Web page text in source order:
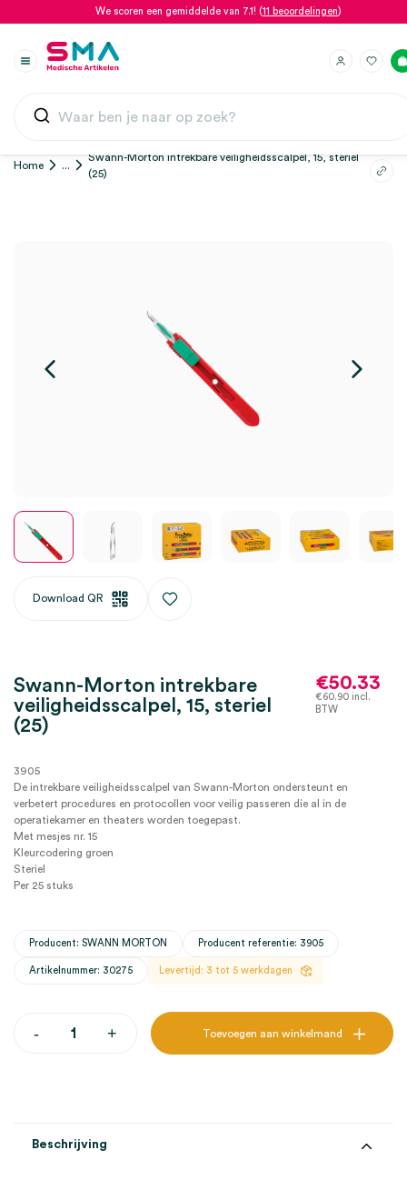
We scoren een gemiddelde van 7.1! (11 beoordelingen)
Home ...
Swann-Morton intrekbare veiligheidsscalpel, 15, steriel
(25)
Download QR
Swann-Morton intrekbare
veiligheidsscalpel, 15, steriel
(25)
€50.33
€60.90 incl.
BTW
3905
De intrekbare veiligheidsscalpel van Swann-Morton ondersteunt en
verbetert procedures en protocollen voor veilig passeren die al in de
operatiekamer en theaters worden toegepast.
Met mesjes nr. 15
Kleurcodering groen
Steriel
Per 25 stuks
Producent: SWANN MORTON Producent referentie: 3905
Artikelnummer: 30275 Levertijd: 3 tot 5 werkdagen
-Swann-
aantal
+ Toevoegen aan winkelmand
Beschrijving